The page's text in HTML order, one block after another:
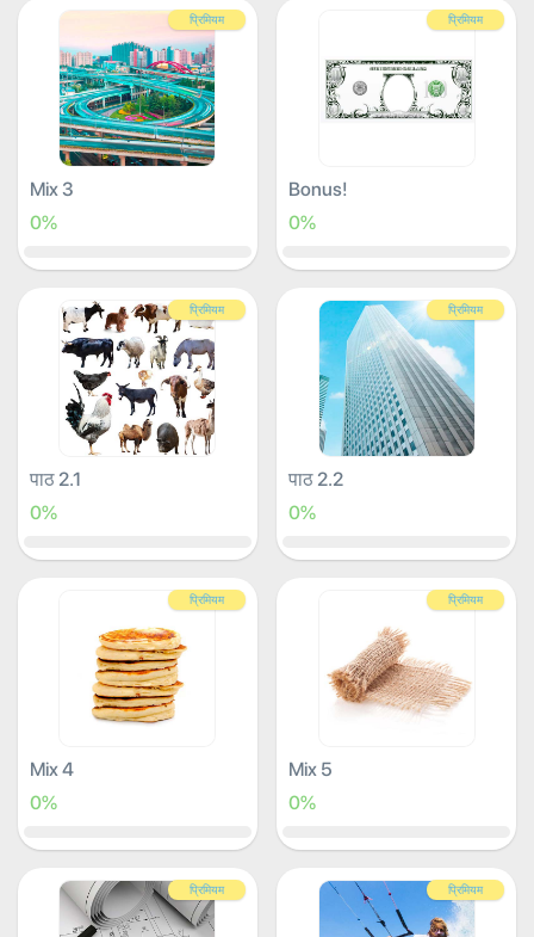
प्रिमियम
Mix 3
0%
प्रिमियम
Bonus!
0%
प्रिमियम
पाठ 2.1
0%
प्रिमियम
पाठ 2.2
0%
प्रिमियम
Mix 4
0%
प्रिमियम
Mix 5
0%
प्रिमियम प्रिमियम